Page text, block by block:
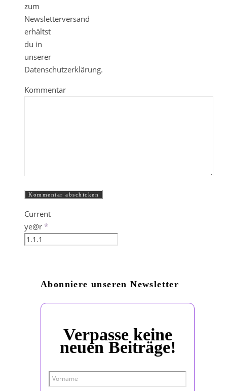
zum
Newsletterversand
erhältst
du in
unserer
Datenschutzerklärung.
Kommentar
Current
ye@r *
Abonniere unseren Newsletter
Verpasse keine
neuen Beiträge!